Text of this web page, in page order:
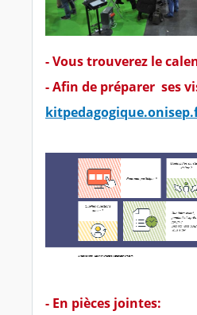
- Vous trouverez le
- Afin de préparer ses
- En pièces jointes: